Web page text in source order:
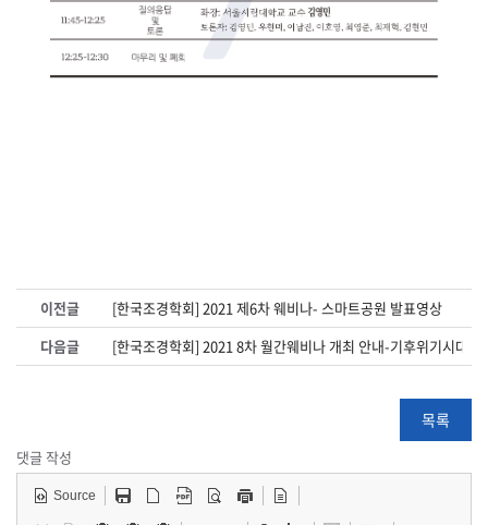
이전글
[한국조경학회] 2021 제6차 웨비나- 스마트공원 발표영상
다음글
[한국조경학회] 2021 8차 월간웨비나 개최 안내-기후위기시대,
목록
댓글 작성
Source